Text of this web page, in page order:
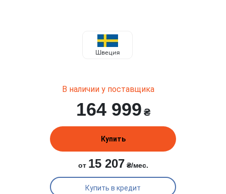
Швеция
В наличии у поставщика
164 999₴
Купить
от 15 207 ₴/мес.
Купить в кредит